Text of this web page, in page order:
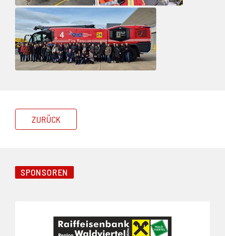
ZURÜCK
SPONSOREN